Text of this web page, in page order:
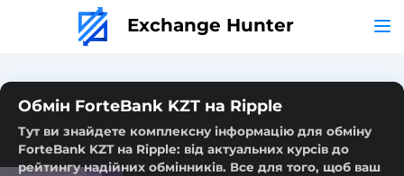
Exchange Hunter
Обмін ForteBank KZT на Ripple
Тут ви знайдете комплексну інформацію для обміну
ForteBank KZT на Ripple: від актуальних курсів до
рейтингу надійних обмінників. Все для того, щоб ваш